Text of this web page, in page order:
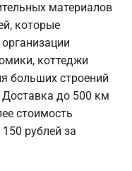
материалов
которые
коттеджи
больших строений
до 500 км
стоимость
рублей за